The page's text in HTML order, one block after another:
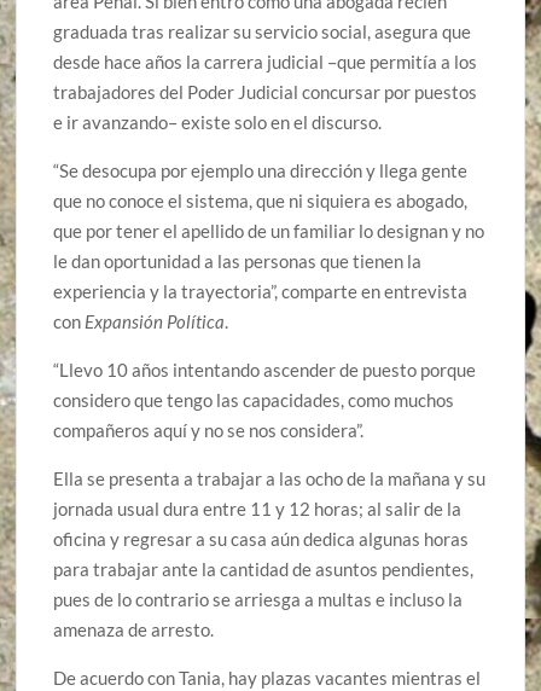
graduada tras realizar su servicio social, asegura que
desde hace años la carrera judicial –que permitía a los
trabajadores del Poder Judicial concursar por puestos
e ir avanzando– existe solo en el discurso.
“Se desocupa por ejemplo una dirección y llega gente
que no conoce el sistema, que ni siquiera es abogado,
que por tener el apellido de un familiar lo designan y no
le dan oportunidad a las personas que tienen la
experiencia y la trayectoria”, comparte en entrevista
con Expansión Política.
“Llevo 10 años intentando ascender de puesto porque
considero que tengo las capacidades, como muchos
compañeros aquí y no se nos considera”.
Ella se presenta a trabajar a las ocho de la mañana y su
jornada usual dura entre 11 y 12 horas; al salir de la
oficina y regresar a su casa aún dedica algunas horas
para trabajar ante la cantidad de asuntos pendientes,
pues de lo contrario se arriesga a multas e incluso la
amenaza de arresto.
De acuerdo con Tania, hay plazas vacantes mientras el